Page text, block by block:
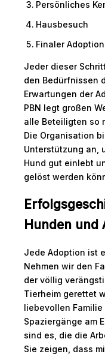
Persönliches
Hausbesuch
Finaler
Jeder dieser
den Bedürfnissen
Erwartungen der
PBN legt großen
alle Beteiligten so
Die Organisation
Unterstützung an,
Hund gut einlebt
gelöst werden
Hunden und
Jede Adoption ist
Nehmen wir den
der völlig
Tierheim gerettet
liebevollen
Spaziergänge am
sind es, die die
Sie zeigen, dass